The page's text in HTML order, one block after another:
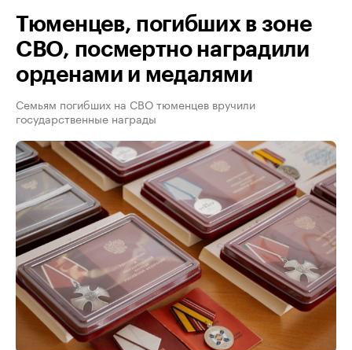
Тюменцев, погибших в зоне
СВО, посмертно наградили
орденами и медалями
Семьям погибших на СВО тюменцев вручили
государственные награды